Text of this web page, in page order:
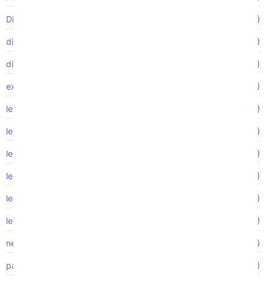
Discriminación por estado civil (2)
discriminación religiosa (5)
discriminación sexual (1)
exposición tóxica (1)
lesión de la médula espinal (2)
lesión laboral (1)
lesión por accidente automovilístico (1)
lesiones catastróficas (1)
lesiones de la médula espinal (2)
ley de Empleo (2)
negligencia médica (1)
pago de horas extras (1)